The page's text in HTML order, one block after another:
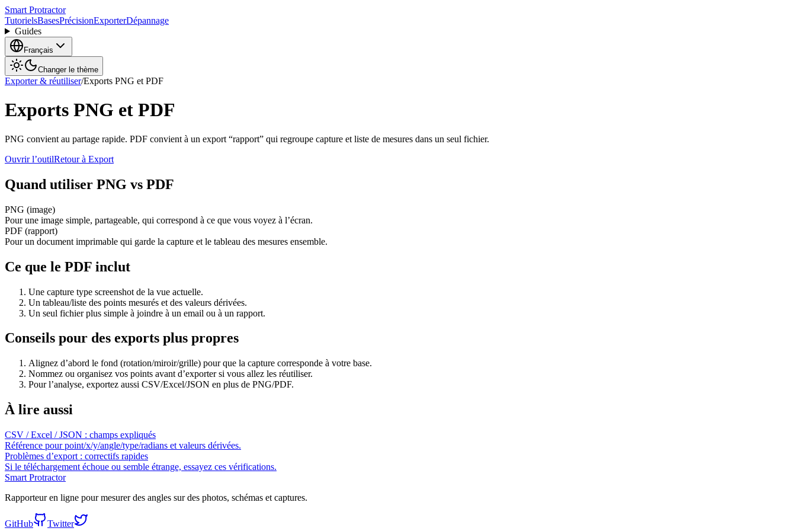
Smart Protractor
TutorielsBasesPrécisionExporterDépannage
Guides
Français
Changer le thème
Exporter & réutiliser/Exports PNG et PDF
Exports PNG et PDF
PNG convient au partage rapide. PDF convient à un export “rapport” qui regroupe capture et liste de mesures dans un seul fichier.
Ouvrir l’outilRetour à Export
Quand utiliser PNG vs PDF
PNG (image)
Pour une image simple, partageable, qui correspond à ce que vous voyez à l’écran.
PDF (rapport)
Pour un document imprimable qui garde la capture et le tableau des mesures ensemble.
Ce que le PDF inclut
Une capture type screenshot de la vue actuelle.
Un tableau/liste des points mesurés et des valeurs dérivées.
Un seul fichier plus simple à joindre à un email ou à un rapport.
Conseils pour des exports plus propres
Alignez d’abord le fond (rotation/miroir/grille) pour que la capture corresponde à votre base.
Nommez ou organisez vos points avant d’exporter si vous allez les réutiliser.
Pour l’analyse, exportez aussi CSV/Excel/JSON en plus de PNG/PDF.
À lire aussi
CSV / Excel / JSON : champs expliqués
Référence pour point/x/y/angle/type/radians et valeurs dérivées.
Problèmes d’export : correctifs rapides
Si le téléchargement échoue ou semble étrange, essayez ces vérifications.
Smart Protractor
Rapporteur en ligne pour mesurer des angles sur des photos, schémas et captures.
GitHub Twitter